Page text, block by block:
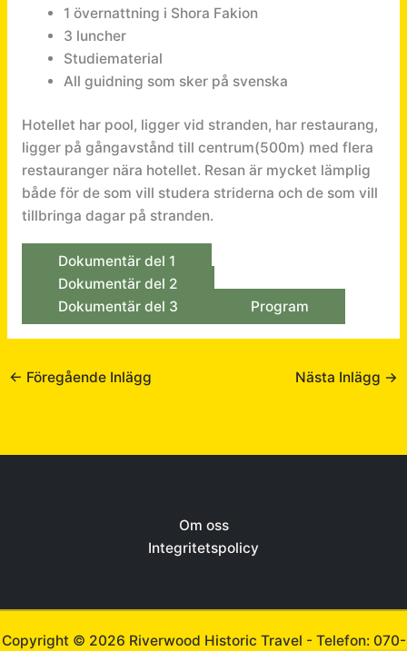
1 övernattning i Shora Fakion
3 luncher
Studiematerial
All guidning som sker på svenska
Hotellet har pool, ligger vid stranden, har restaurang,
ligger på gångavstånd till centrum(500m) med flera
restauranger nära hotellet. Resan är mycket lämplig
både för de som vill studera striderna och de som vill
tillbringa dagar på stranden.
Dokumentär del 1
Dokumentär del 2
Dokumentär del 3
Program
← Föregående Inlägg Nästa Inlägg →
Om oss
Integritetspolicy
Copyright © 2026 Riverwood Historic Travel - Telefon: 070-